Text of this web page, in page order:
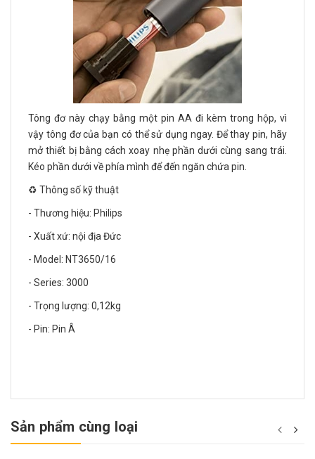
Tông đơ này chạy bằng một pin AA đi kèm trong hộp, vì
vậy tông đơ của bạn có thể sử dụng ngay. Để thay pin, hãy
mở thiết bị bằng cách xoay nhẹ phần dưới cùng sang trái.
Kéo phần dưới về phía mình để đến ngăn chứa pin.
♻️ Thông số kỹ thuật
- Thương hiệu: Philips
- Xuất xứ: nội địa Đức
- Model: NT3650/16
- Series: 3000
- Trọng lượng: 0,12kg
- Pin: Pin Â
Sản phẩm cùng loại